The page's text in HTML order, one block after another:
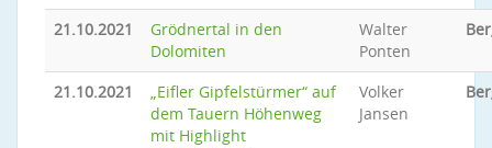
21.10.2021
Grödnertal in den
Dolomiten
Walter
Ponten
21.10.2021
„Eifler Gipfelstürmer“ auf
dem Tauern Höhenweg
mit Highlight
Volker
Jansen